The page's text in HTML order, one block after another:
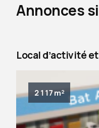
Annonces
Local dʼactivité
2 117 m²